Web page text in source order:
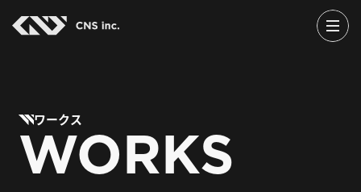
ワークス
WORKS